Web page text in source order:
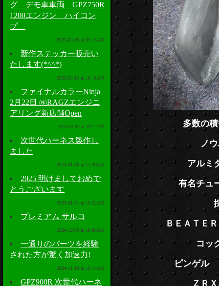
グ デモ車車両 GPZ750R
1200エンジン ハイコン
プ
2025-03-09 at 09:15AM
新作ステッカー販売い
たします(*^^*)
2025-02-10 at 10:11AM
ファイナルカラーNinja
2月22日 ㈱RAGZエンジニ
アリング新店舗Open
2025-02-07 at 19:41PM
次世代ハーネス製作し
ました
2025-01-06 at 11:30AM
2025 明けましておめで
とうございます
2025-01-01 at 10:22AM
プレミアム サルコ
2024-12-03 at 10:46AM
一通りのパーツを経験
された方が驚く加速力!
2024-11-18 at 10:14AM
GPZ900R 次世代ハーネ
多数の
ノ
アルミ
有名チュ
ＢＥＡＴＥ
コッ
ピンゲル
ＺＲ